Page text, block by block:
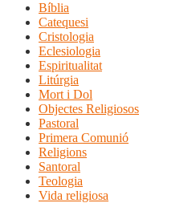
Bíblia
Catequesi
Cristologia
Eclesiologia
Espiritualitat
Litúrgia
Mort i Dol
Objectes Religiosos
Pastoral
Primera Comunió
Religions
Santoral
Teologia
Vida religiosa